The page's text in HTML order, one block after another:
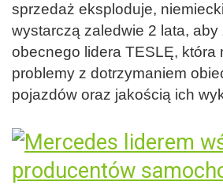
sprzedaż eksploduje,
wystarczą zaledwie 2 lata,
obecnego lidera TESLĘ, która
problemy z dotrzymaniem
pojazdów oraz jakością ich